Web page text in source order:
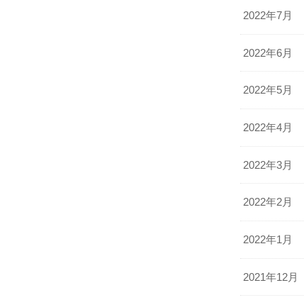
2022年7月
2022年6月
2022年5月
2022年4月
2022年3月
2022年2月
2022年1月
2021年12月